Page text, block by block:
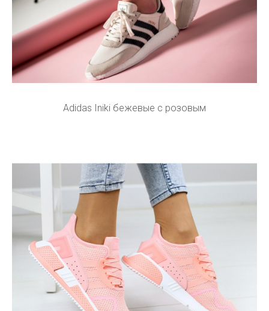
Adidas Iniki бежевые с розовым